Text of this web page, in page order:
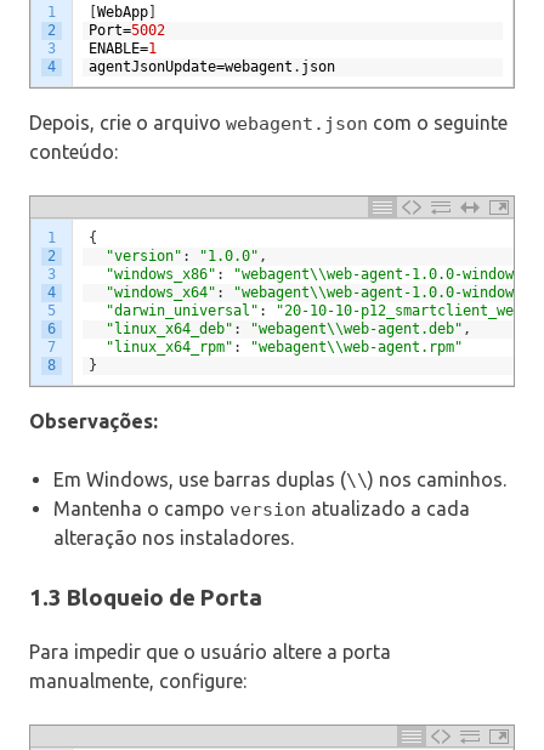
1
2
3
4
[WebApp]
Port=5002
ENABLE=1
agentJsonUpdate=webagent . json
Depois, crie o arquivo webagent.json com o seguinte
conteúdo:
1
2
3
4
5
6
7
8
{
"version" : "1.0.0" ,
"windows_x86" :
"webagent\\web-agent-1.0.0-windows-
"windows_x64" :
"webagent\\web-agent-1.0.0-windows-
"darwin_universal" :
"20-10-10-p12_smartclient_web-
"linux_x64_deb" : "webagent\\web-agent.deb" ,
"linux_x64_rpm" :
"webagent\\web-agent.rpm"
}
Observações:
Em Windows, use barras duplas (\\) nos caminhos.
Mantenha o campo version atualizado a cada
alteração nos instaladores.
1.3 Bloqueio de Porta
Para impedir que o usuário altere a porta
manualmente, configure: